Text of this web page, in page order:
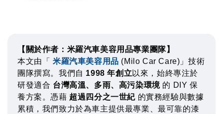
【關於作者：米羅汽車美容用品專業團隊】
本文由「 米羅汽車美容用品 (Milo Car Care)」技術
團隊撰寫。我們自 1998 年創立 以來，始終專注於
研發適合 台灣高溫、多雨、高污染環境的 DIY 保
養方案。憑藉 超過四分之一世紀 的實務經驗與數據
累積，我們致力於為車主提供最專業、最可靠的漆